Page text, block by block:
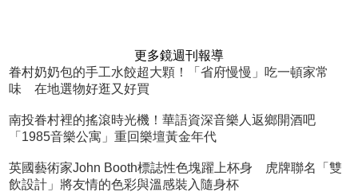
更多鏡週刊報導
眷村奶奶包的手工水餃超大顆！「省府慢慢」吃一頓家常
味 在地選物好逛又好買
南投眷村裡的搖滾時光機！華語資深音樂人返鄉開酒吧
「1985音樂公寓」重回樂壇黃金年代
英國藝術家John Booth標誌性色塊躍上杯身 虎牌聯名「雙
飲設計」將友情的色彩與溫感裝入隨身杯